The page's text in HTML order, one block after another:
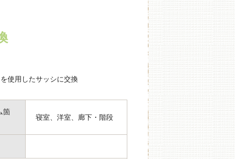
使用したサッシに交換
箇
寝室、洋室、廊下・階段